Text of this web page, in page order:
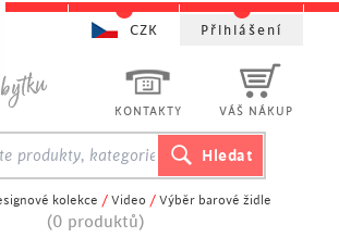
kolekce / Video / Výběr barové židle
(0 produktů)
KONTAKTY VÁŠ NÁKUP
CZK Přihlášení